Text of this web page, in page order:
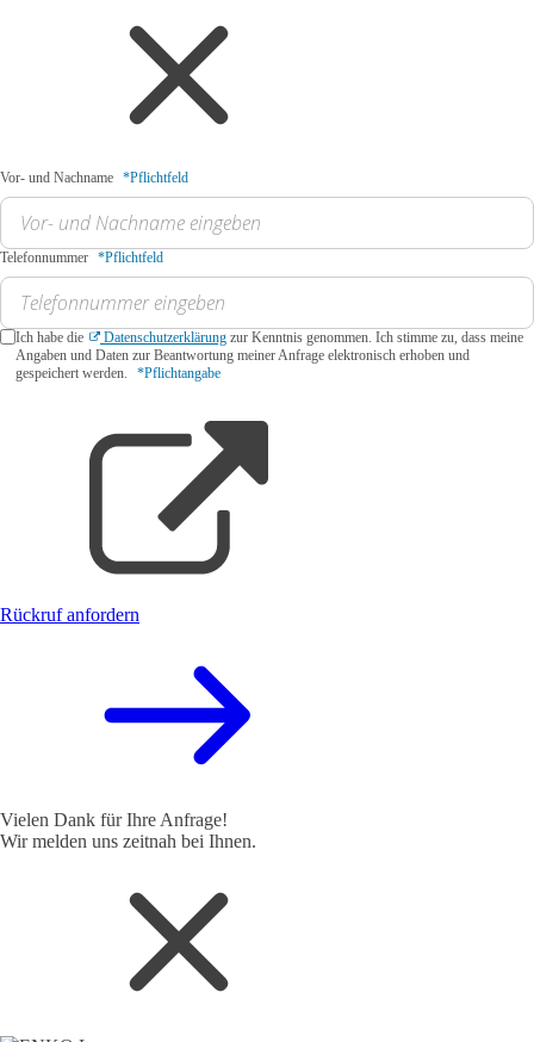
Vor- und Nachname *Pflichtfeld
Telefonnummer *Pflichtfeld
Ich habe die Datenschutzerklärung zur Kenntnis genommen. Ich stimme zu, dass meine
Angaben und Daten zur Beantwortung meiner Anfrage elektronisch erhoben und
gespeichert werden.
*Pflichtangabe
Rückruf anfordern
Vielen Dank für Ihre Anfrage!
Wir melden uns zeitnah bei Ihnen.